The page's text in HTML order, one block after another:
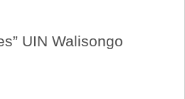
UIN Walisongo